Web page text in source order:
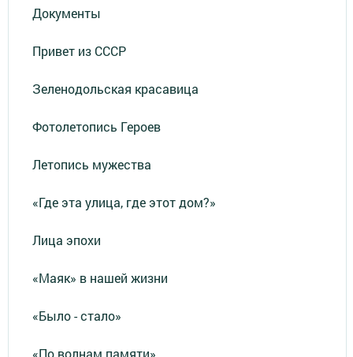
Документы
Привет из СССР
Зеленодольская красавица
Фотолетопись Героев
Летопись мужества
«Где эта улица, где этот дом?»
Лица эпохи
«Маяк» в нашей жизни
«Было - стало»
«По волнам памяти»